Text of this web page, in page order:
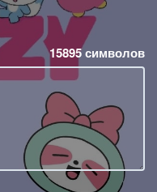
15895символов